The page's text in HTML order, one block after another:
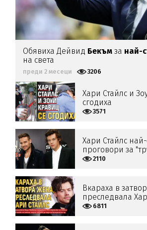
Обявиха Дейвид Бекъмза най-
на света
преди 2 месеци 3206
Хари Стайлс и
сгодиха
3571
Хари Стайлс
проговори за
на Лиъм Пейн
2110
Вкараха в
преследвала
6811